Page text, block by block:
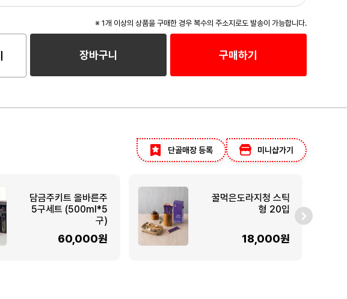
※ 1개 이상의 상품을 구매한 경우 복수의 주소지로도 발송이 가능합니다.
장바구니 구매하기
단골매장 등록 미니샵가기
담금주키트 올바른주
5구세트 (500ml*5
구)
60,000원
꿀먹은도라지청 스틱
형 20입
18,000원